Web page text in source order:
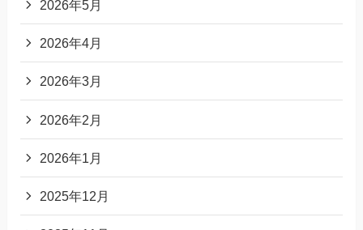
2026年5月
2026年4月
2026年3月
2026年2月
2026年1月
2025年12月